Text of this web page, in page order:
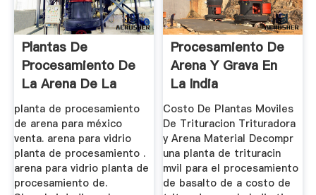
Plantas De
Procesamiento De
La Arena De La
México
planta de procesamiento
de arena para méxico
venta. arena para vidrio
planta de procesamiento .
arena para vidrio planta de
procesamiento de.
Procesamiento De
Arena Y Grava En
La India
Costo De Plantas Moviles
De Trituracion Trituradora
y Arena Material Decompr
una planta de trituracin
mvil para el procesamiento
de basalto de a costo de